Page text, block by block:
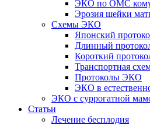
ЭКО по ОМС
Эрозия шейки
Схемы ЭКО
Японский
Длинный
Короткий
Транспортная
Протоколы ЭКО
ЭКО в
ЭКО с суррогатной
Статьи
Лечение бесплодия